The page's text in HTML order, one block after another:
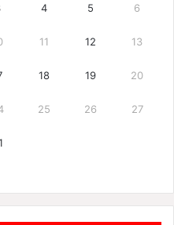
4 5 6
11 12 13
18 19 20
25 26 27